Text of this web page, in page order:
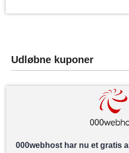
Udløbne kuponer
000webhost har nu et gratis